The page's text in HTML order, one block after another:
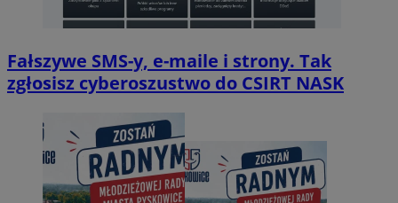
Fałszywe SMS-y, e-maile i strony. Tak
zgłosisz cyberoszustwo do CSIRT NASK